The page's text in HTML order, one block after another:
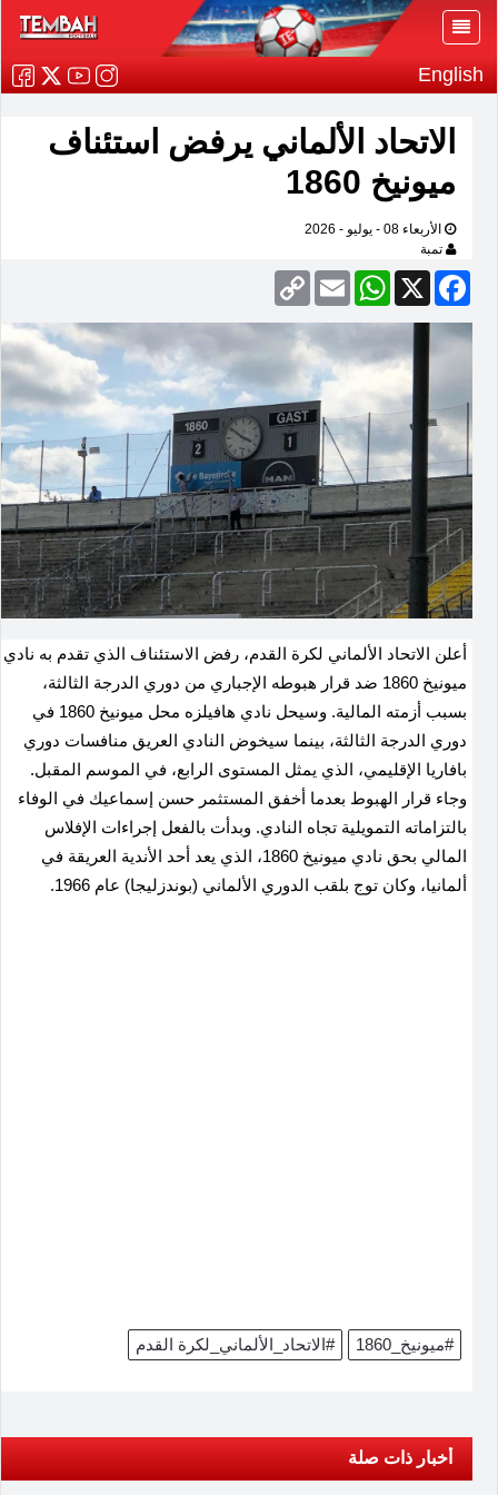
English
الاتحاد الألماني يرفض استئناف
ميونيخ 1860
الأربعاء 08 - يوليو - 2026
تمبة
Facebook
X
WhatsApp
Email
Copy
Link
أعلن الاتحاد الألماني لكرة القدم، رفض الاستئناف الذي تقدم به نادي
ميونيخ 1860 ضد قرار هبوطه الإجباري من دوري الدرجة الثالثة،
بسبب أزمته المالية. وسيحل نادي هافيلزه محل ميونيخ 1860 في
دوري الدرجة الثالثة، بينما سيخوض النادي العريق منافسات دوري
بافاريا الإقليمي، الذي يمثل المستوى الرابع، في الموسم المقبل.
وجاء قرار الهبوط بعدما أخفق المستثمر حسن إسماعيك في الوفاء
بالتزاماته التمويلية تجاه النادي. وبدأت بالفعل إجراءات الإفلاس
المالي بحق نادي ميونيخ 1860، الذي يعد أحد الأندية العريقة في
ألمانيا، وكان توج بلقب الدوري الألماني (بوندزليجا) عام 1966.
#الاتحاد_الألماني_لكرة القدم #ميونيخ_1860
أخبار ذات صلة